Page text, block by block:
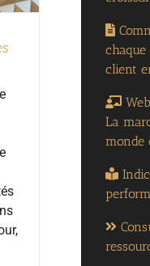
client
La
monde